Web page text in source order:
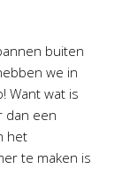
buiten
we in
Want wat is
dan een
het
te maken is